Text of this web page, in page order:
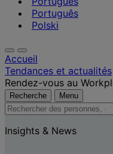
Português
Polski
Accueil
Tendances et actualités
Rendez-vous au
Recherche Menu
Rechercher
personnes,
Insights & News